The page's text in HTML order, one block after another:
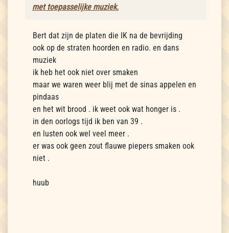
met toepasselijke muziek.
Bert dat zijn de platen die IK na de bevrijding
ook op de straten hoorden en radio. en dans
muziek
ik heb het ook niet over smaken
maar we waren weer blij met de sinas appelen en
pindaas
en het wit brood . ik weet ook wat honger is .
in den oorlogs tijd ik ben van 39 .
en lusten ook wel veel meer .
er was ook geen zout flauwe piepers smaken ook
niet .
huub